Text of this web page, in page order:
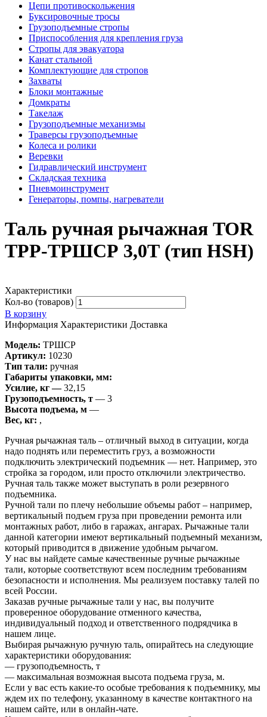
Цепи противоскольжения
Буксировочные тросы
Грузоподъемные стропы
Приспособления для крепления груза
Стропы для эвакуатора
Канат стальной
Комплектующие для стропов
Захваты
Блоки монтажные
Домкраты
Такелаж
Грузоподъемные механизмы
Траверсы грузоподъемные
Колеса и ролики
Веревки
Гидравлический инструмент
Складская техника
Пневмоинструмент
Генераторы, помпы, нагреватели
Таль ручная рычажная TOR
ТРР-ТРШСР 3,0Т (тип HSH)
Характеристики
Кол-во (товаров)
В корзину
Информация Характеристики Доставка
Модель: ТРШСР
Артикул: 10230
Тип тали: ручная
Габариты упаковки, мм:
Усилие, кг —32,15
Грузоподъемность, т — 3
Высота подъема, м —
Вес, кг: ,
Ручная рычажная таль – отличный выход в ситуации, когда
надо поднять или переместить груз, а возможности
подключить электрический подъемник — нет. Например, это
стройка за городом, или просто отключили электричество.
Ручная таль также может выступать в роли резервного
подъемника.
Ручной тали по плечу небольшие объемы работ – например,
вертикальный подъем груза при проведении ремонта или
монтажных работ, либо в гаражах, ангарах. Рычажные тали
данной категории имеют вертикальный подъемный механизм,
который приводится в движение удобным рычагом.
У нас вы найдете самые качественные ручные рычажные
тали, которые соответствуют всем последним требованиям
безопасности и исполнения. Мы реализуем поставку талей по
всей России.
Заказав ручные рычажные тали у нас, вы получите
проверенное оборудование отменного качества,
индивидуальный подход и ответственного подрядчика в
нашем лице.
Выбирая рычажную ручную таль, опирайтесь на следующие
характеристики оборудования:
— грузоподъемность, т
— максимальная возможная высота подъема груза, м.
Если у вас есть какие-то особые требования к подъемнику, мы
ждем их по телефону, указанному в качестве контактного на
нашем сайте, или в онлайн-чате.